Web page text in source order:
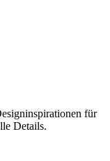
für
Details.